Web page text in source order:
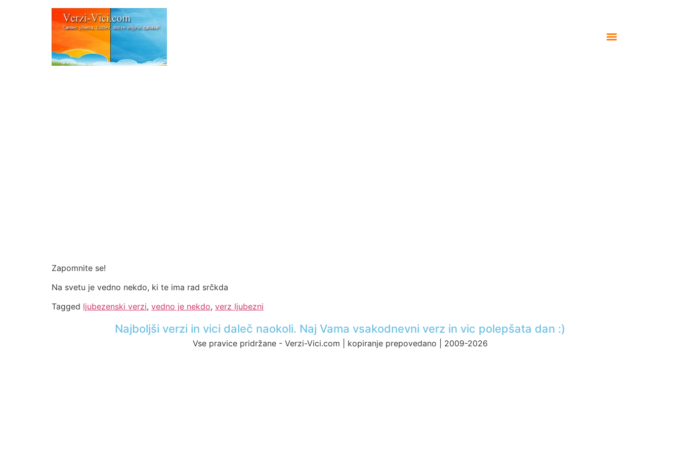
Zapomnite se!
Na svetu je vedno nekdo, ki te ima rad srčkda
Tagged ljubezenski verzi, vedno je nekdo, verz ljubezni
Najboljši verzi in vici daleč naokoli. Naj Vama vsakodnevni verz in vic polepšata dan :)
Vse pravice pridržane - Verzi-Vici.com | kopiranje prepovedano | 2009-2026